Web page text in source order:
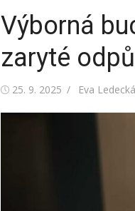
Výborná
zaryté
Posted
25. 9. 2025 Author
Eva Ledecká